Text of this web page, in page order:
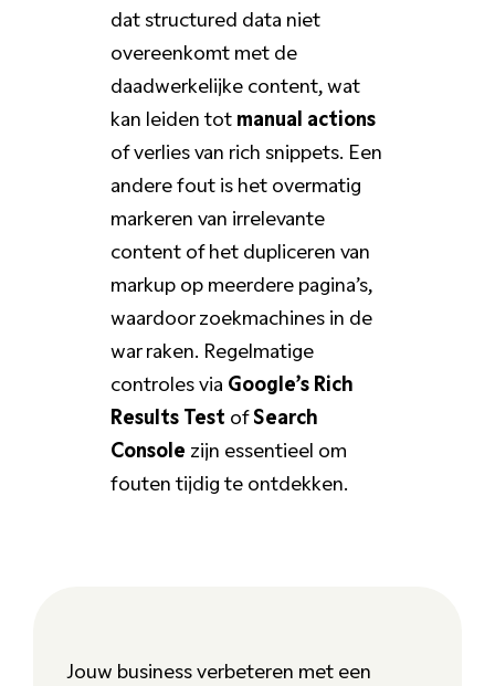
dat structured data niet
overeenkomt met de
daadwerkelijke content, wat
kan leiden totmanual actions
of verlies van rich snippets. Een
andere fout is het overmatig
markeren van irrelevante
content of het dupliceren van
markup op meerdere pagina’s,
waardoor zoekmachines in de
war raken. Regelmatige
controles via Google’s Rich
Results Test ofSearch
Console zijn essentieel om
fouten tijdig te ontdekken.
Jouw business verbeteren met een